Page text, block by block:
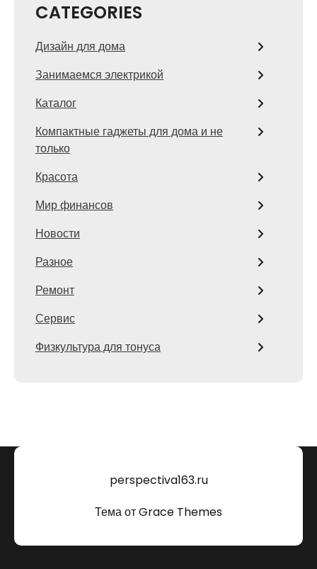
CATEGORIES
Дизайн для дома
Занимаемся электрикой
Каталог
Компактные гаджеты для дома и не
только
Красота
Мир финансов
Новости
Разное
Ремонт
Сервис
Физкультура для тонуса
perspectiva163.ru
Тема от Grace Themes